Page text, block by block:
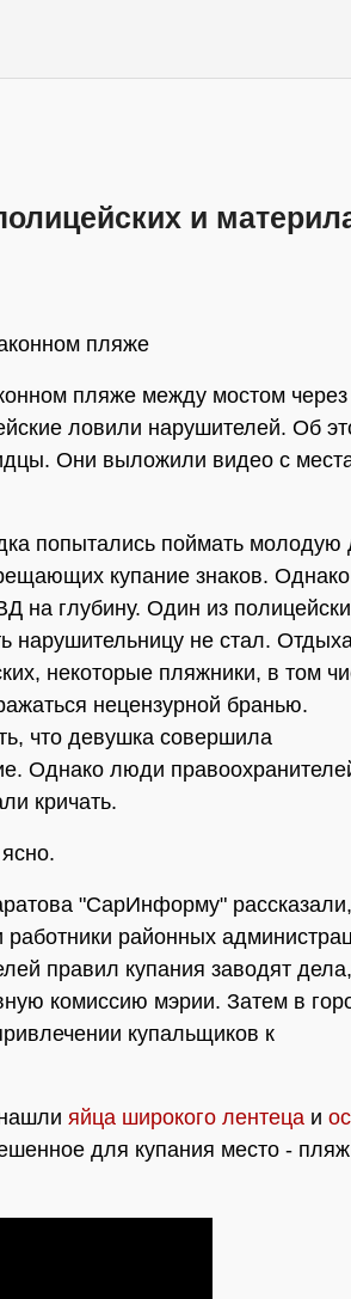
и
пляже
пляже между мостом через
ловили нарушителей. Об
Они выложили видео с
попытались поймать молодую
купание знаков. Однако
на глубину. Один из
нарушительницу не стал.
некоторые пляжники, в том
нецензурной бранью.
что девушка совершила
Однако люди
кричать.
"СарИнформу"
районных
правил купания заводят
комиссию мэрии. Затем в
купальщиков к
яйца широкого лентеца и
для купания место - пляж